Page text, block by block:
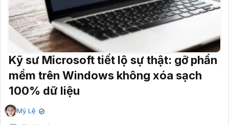
Kỹ sư Microsoft tiết lộ sự thật: gỡ phần
mềm trên Windows không xóa sạch
100% dữ liệu
Mỹ Lệ ✔